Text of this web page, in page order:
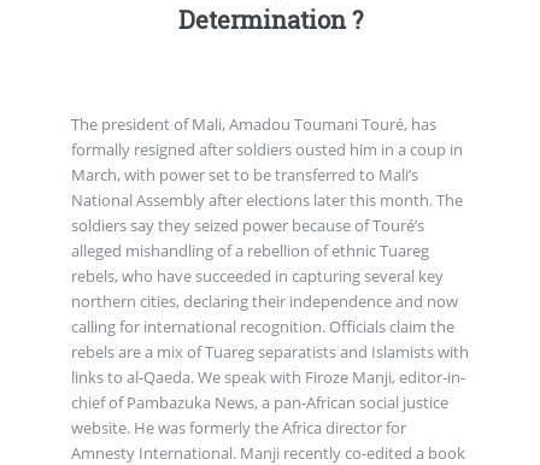
Determination ?
The president of Mali, Amadou Toumani Touré, has
formally resigned after soldiers ousted him in a coup in
March, with power set to be transferred to Mali’s
National Assembly after elections later this month. The
soldiers say they seized power because of Touré’s
alleged mishandling of a rebellion of ethnic Tuareg
rebels, who have succeeded in capturing several key
northern cities, declaring their independence and now
calling for international recognition. Officials claim the
rebels are a mix of Tuareg separatists and Islamists with
links to al-Qaeda. We speak with Firoze Manji, editor-in-
chief of Pambazuka News, a pan-African social justice
website. He was formerly the Africa director for
Amnesty International. Manji recently co-edited a book